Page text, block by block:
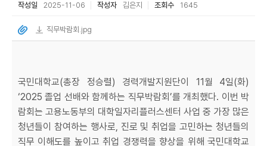
작성일 2025-11-06 작성자 김은지 조회수 1645
직무박람회.jpg
국민대학교(총장 정승렬) 경력개발지원단이 11월 4일(화)
‘2025 졸업 선배와 함께하는 직무박람회’를 개최했다. 이번 박
람회는 고용노동부의 대학일자리플러스센터 사업 중 가장 많은
청년들이 참여하는 행사로, 진로 및 취업을 고민하는 청년들의
직무 이해도를 높이고 취업 경쟁력을 향상을 위해 국민대학교